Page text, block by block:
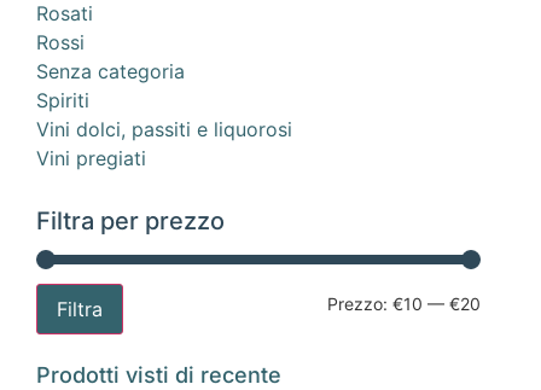
Rosati
Rossi
Senza categoria
Spiriti
Vini dolci, passiti e liquorosi
Vini pregiati
Filtra per prezzo
Filtra Prezzo: €10 — €20
Prodotti visti di recente